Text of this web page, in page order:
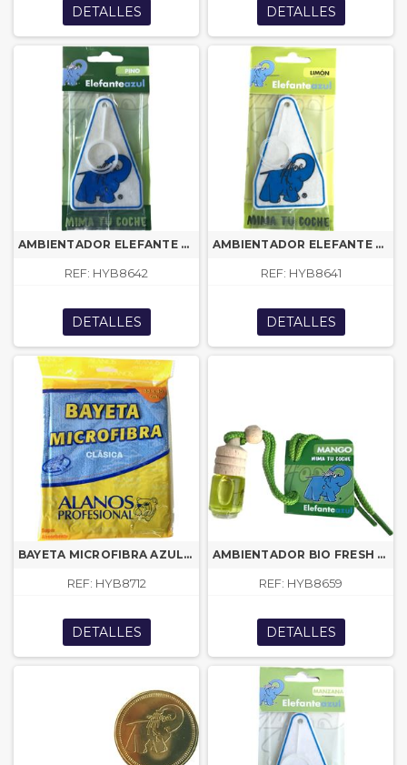
DETALLES DETALLES
AMBIENTADOR ELEFANTE PINO EA MN
REF: HYB8642
DETALLES
AMBIENTADOR ELEFANTE LIMON EA MN
REF: HYB8641
DETALLES
BAYETA MICROFIBRA AZUL MN
REF: HYB8712
DETALLES
AMBIENTADOR BIO FRESH MANGO EA MN
REF: HYB8659
DETALLES